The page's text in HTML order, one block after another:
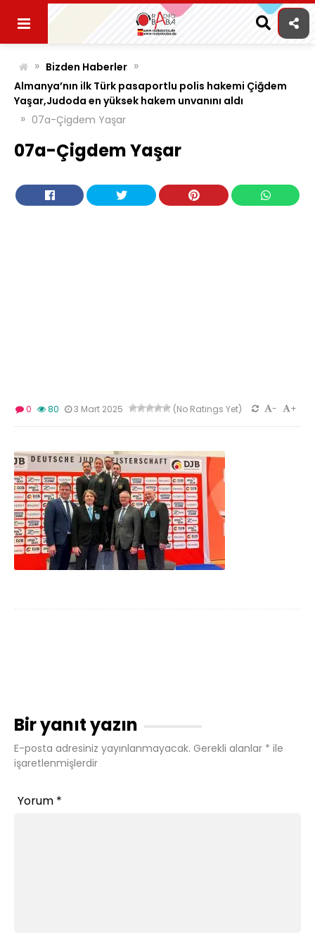
content
» Bizden Haberler »
Almanya’nın ilk Türk pasaportlu polis hakemi Çiğdem
Yaşar,Judoda en yüksek hakem unvanını aldı
» 07a-Çigdem Yaşar
07a-Çigdem Yaşar
0 80 3 Mart 2025 (No Ratings Yet) +
-
Bir yanıt yazın
E-posta adresiniz yayınlanmayacak. Gerekli alanlar * ile
işaretlenmişlerdir
Yorum *